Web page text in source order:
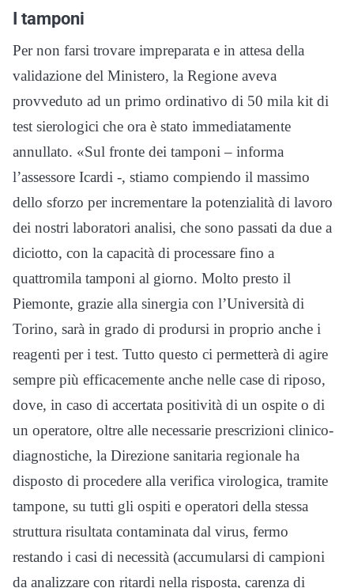
I tamponi
Per non farsi trovare impreparata e in attesa della
validazione del Ministero, la Regione aveva
provveduto ad un primo ordinativo di 50 mila kit di
test sierologici che ora è stato immediatamente
annullato. «Sul fronte dei tamponi – informa
l’assessore Icardi -, stiamo compiendo il massimo
dello sforzo per incrementare la potenzialità di lavoro
dei nostri laboratori analisi, che sono passati da due a
diciotto, con la capacità di processare fino a
quattromila tamponi al giorno. Molto presto il
Piemonte, grazie alla sinergia con l’Università di
Torino, sarà in grado di prodursi in proprio anche i
reagenti per i test. Tutto questo ci permetterà di agire
sempre più efficacemente anche nelle case di riposo,
dove, in caso di accertata positività di un ospite o di
un operatore, oltre alle necessarie prescrizioni clinico-
diagnostiche, la Direzione sanitaria regionale ha
disposto di procedere alla verifica virologica, tramite
tampone, su tutti gli ospiti e operatori della stessa
struttura risultata contaminata dal virus, fermo
restando i casi di necessità (accumularsi di campioni
da analizzare con ritardi nella risposta, carenza di